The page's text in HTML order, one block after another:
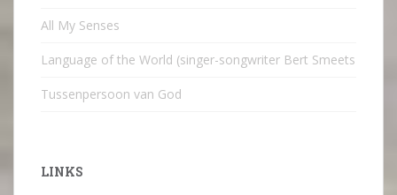
All My Senses
Language of the World (singer-songwriter Bert Smeets
Tussenpersoon van God
LINKS